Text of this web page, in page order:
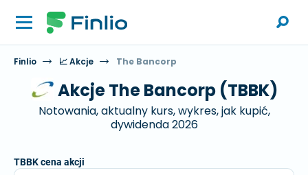
Finlio 📈 Akcje The Bancorp
Akcje The Bancorp (TBBK)
Notowania, aktualny kurs, wykres, jak kupić,
dywidenda 2026
TBBK cena akcji